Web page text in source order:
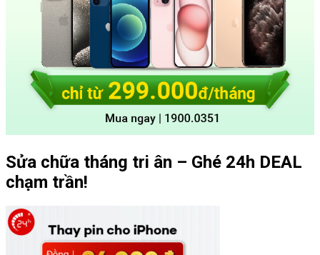
Sửa chữa tháng tri ân – Ghé 24h DEAL
chạm trần!